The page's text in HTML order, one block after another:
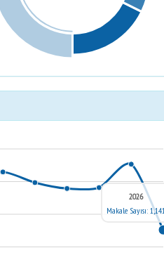
2026
Makale Sayısı: